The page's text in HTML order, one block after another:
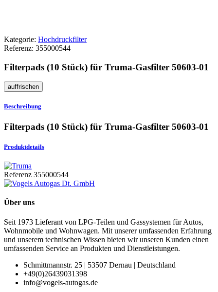
Kategorie: Hochdruckfilter
Referenz: 355000544
Filterpads (10 Stück) für Truma-Gasfilter 50603-01
Beschreibung
Filterpads (10 Stück) für Truma-Gasfilter 50603-01
Produktdetails
Referenz 355000544
Über uns
Seit 1973 Lieferant von LPG-Teilen und Gassystemen für Autos,
Wohnmobile und Wohnwagen. Mit unserer umfassenden Erfahrung
und unserem technischen Wissen bieten wir unseren Kunden einen
umfassenden Service an Produkten und Dienstleistungen.
Schmittmannstr. 25 | 53507 Dernau | Deutschland
+49(0)26439031398
info@vogels-autogas.de